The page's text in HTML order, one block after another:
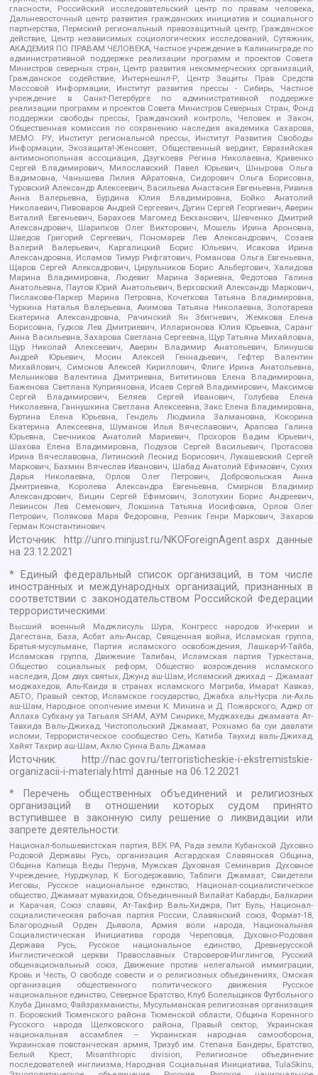
гласности, Российский исследовательский центр по правам человека,
Дальневосточный центр развития гражданских инициатив и социального
партнерства, Пермский региональный правозащитный центр, Гражданское
действие, Центр независимых социологических исследований, Сутяжник,
АКАДЕМИЯ ПО ПРАВАМ ЧЕЛОВЕКА, Частное учреждение в Калининграде по
административной поддержке реализации программ и проектов Совета
Министров северных стран, Центр развития некоммерческих организаций,
Гражданское содействие, Интернешнл-Р, Центр Защиты Прав Средств
Массовой Информации, Институт развития прессы - Сибирь, Частное
учреждение в Санкт-Петербурге по административной поддержке
реализации программ и проектов Совета Министров Северных Стран, Фонд
поддержки свободы прессы, Гражданский контроль, Человек и Закон,
Общественная комиссия по сохранению наследия академика Сахарова,
МЕМО. РУ, Институт региональной прессы, Институт Развития Свободы
Информации, Экозащита!-Женсовет, Общественный вердикт, Евразийская
антимонопольная ассоциация, Дзугкоева Регина Николаевна, Кривенко
Сергей Владимирович, Милославский Павел Юрьевич, Шнырова Ольга
Вадимовна, Чанышева Лилия Айратовна, Сидорович Ольга Борисовна,
Туровский Александр Алексеевич, Васильева Анастасия Евгеньевна, Ривина
Анна Валерьевна, Бурдина Юлия Владимировна, Бойко Анатолий
Николаевич, Пивоваров Андрей Сергеевич, Дугин Сергей Георгиевич, Аверин
Виталий Евгеньевич, Барахоев Магомед Бекханович, Шевченко Дмитрий
Александрович, Шарипков Олег Викторович, Мошель Ирина Ароновна,
Шведов Григорий Сергеевич, Пономарев Лев Александрович, Созаев
Валерий Валерьевич, Каргалицкий Борис Юльевич, Исакова Ирина
Александровна, Исламов Тимур Рифгатович, Романова Ольга Евгеньевна,
Щаров Сергей Алексадрович, Цирульников Борис Альбертович, Халидова
Марина Владимировна, Людевиг Марина Зариевна, Федотова Галина
Анатольевна, Паутов Юрий Анатольевич, Верховский Александр Маркович,
Пислакова-Паркер Марина Петровна, Кочеткова Татьяна Владимировна,
Чуркина Наталья Валерьевна, Акимова Татьяна Николаевна, Золотарева
Екатерина Александровна, Рачинский Ян Збигневич, Жемкова Елена
Борисовна, Гудков Лев Дмитриевич, Илларионова Юлия Юрьевна, Саранг
Анна Васильевна, Захарова Светлана Сергеевна, Щур Татьяна Михайловна,
Щур Николай Алексеевич, Аверин Владимир Анатольевич, Блинушов
Андрей Юрьевич, Мосин Алексей Геннадьевич, Гефтер Валентин
Михайлович, Симонов Алексей Кириллович, Флиге Ирина Анатольевна,
Мельникова Валентина Дмитриевна, Вититинова Елена Владимировна,
Баженова Светлана Куприяновна, Исаев Сергей Владимирович, Максимов
Сергей Владимирович, Беляев Сергей Иванович, Голубева Елена
Николаевна, Ганнушкина Светлана Алексеевна, Закс Елена Владимировна,
Буртина Елена Юрьевна, Гендель Людмила Залмановна, Кокорина
Екатерина Алексеевна, Шуманов Илья Вячеславович, Арапова Галина
Юрьевна, Свечников Анатолий Мариевич, Прохоров Вадим Юрьевич,
Шахова Елена Владимировна, Подузов Сергей Васильевич, Протасова
Ирина Вячеславовна, Литинский Леонид Борисович, Лукашевский Сергей
Маркович, Бахмин Вячеслав Иванович, Шабад Анатолий Ефимович, Сухих
Дарья Николаевна, Орлов Олег Петрович, Добровольская Анна
Дмитриевна, Королева Александра Евгеньевна, Смирнов Владимир
Александрович, Вицин Сергей Ефимович, Золотухин Борис Андреевич,
Левинсон Лев Семенович, Локшина Татьяна Иосифовна, Орлов Олег
Петрович, Полякова Мара Федоровна, Резник Генри Маркович, Захаров
Герман Константинович
Источник: http://unro.minjust.ru/NKOForeignAgent.aspxданные
на23.12.2021
* Единый федеральный список организаций, в том числе
иностранных и международных организаций, признанных в
соответствии с законодательством Российской Федерации
террористическими:
Высший военный Маджлисуль Шура, Конгресс народов Ичкерии и
Дагестана, База, Асбат аль-Ансар, Священная война, Исламская группа,
Братья-мусульмане, Партия исламского освобождения, Лашкар-И-Тайба,
Исламская группа, Движение Талибан, Исламская партия Туркестана,
Общество социальных реформ, Общество возрождения исламского
наследия, Дом двух святых, Джунд аш-Шам, Исламский джихад – Джамаат
моджахедов, Аль-Каида в странах исламского Магриба, Имарат Кавказ,
АБТО, Правый сектор, Исламское государство, Джабха аль-Нусра ли-Ахль
аш-Шам, Народное ополчение имени К. Минина и Д. Пожарского, Аджр от
Аллаха Субхану уа Тагьаля SHAM, АУМ Синрике, Муджахеды джамаата Ат-
Тавхида Валь-Джихад, Чистопольский Джамаат, Рохнамо ба суи давлати
исломи, Террористическое сообщество Сеть, Катиба Таухид валь-Джихад,
Хайят Тахрир аш-Шам, Ахлю Сунна Валь Джамаа
Источник:
http://nac.gov.ru/terroristicheskie-i-ekstremistskie-
organizacii-i-materialy.html данные на06.12.2021
* Перечень общественных объединений и религиозных
организаций в отношении которых судом принято
вступившее в законную силу решение о ликвидации или
запрете деятельности:
Национал-большевистская партия, ВЕК РА, Рада земли Кубанской Духовно
Родовой Державы Русь, организация Асгардская Славянская Община,
Община Капища Веды Перуна, Мужская Духовная Семинария Духовное
Учреждение, Нурджулар, К Богодержавию, Таблиги Джамаат, Свидетели
Иеговы, Русское национальное единство, Национал-социалистическое
общество, Джамаат мувахидов, Объединенный Вилайат Кабарды, Балкарии
и Карачая, Союз славян, Ат-Такфир Валь-Хиджра, Пит Буль, Национал-
социалистическая рабочая партия России, Славянский союз, Формат-18,
Благородный Орден Дьявола, Армия воли народа, Национальная
Социалистическая Инициатива города Череповца, Духовно-Родовая
Держава Русь, Русское национальное единство, Древнерусской
Инглистической церкви Православных Староверов-Инглингов, Русский
общенациональный союз, Движение против нелегальной иммиграции,
Кровь и Честь, О свободе совести и о религиозных объединениях, Омская
организация общественного политического движения Русское
национальное единство, Северное Братство, Клуб Болельщиков Футбольного
Клуба Динамо, Файзрахманисты, Мусульманская религиозная организация
п. Боровский Тюменского района Тюменской области, Община Коренного
Русского народа Щелковского района, Правый сектор, Украинская
национальная ассамблея – Украинская народная самооборона,
Украинская повстанческая армия, Тризуб им. Степана Бандеры, Братство,
Белый Крест, Misanthropic division, Религиозное объединение
последователей инглиизма, Народная Социальная Инициатива, TulaSkins,